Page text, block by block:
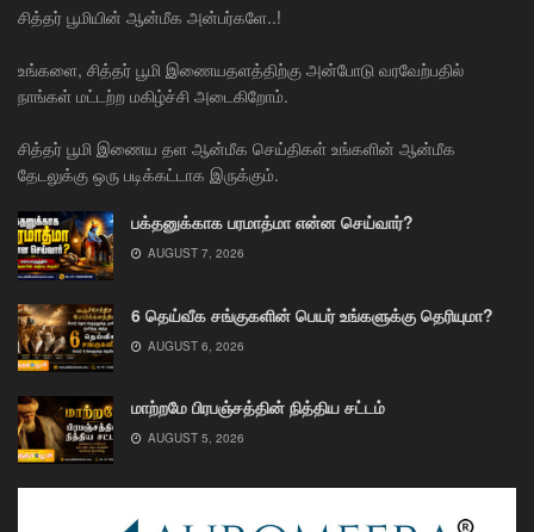
சித்தர் பூமியின் ஆன்மீக அன்பர்களே..!
உங்களை, சித்தர் பூமி இணையதளத்திற்கு அன்போடு வரவேற்பதில்
நாங்கள் மட்டற்ற மகிழ்ச்சி அடைகிறோம்.
சித்தர் பூமி இணைய தள ஆன்மீக செய்திகள் உங்களின் ஆன்மீக
தேடலுக்கு ஒரு படிக்கட்டாக இருக்கும்.
பக்தனுக்காக பரமாத்மா என்ன செய்வார்?
AUGUST 7, 2026
6 தெய்வீக சங்குகளின் பெயர் உங்களுக்கு தெரியுமா?
AUGUST 6, 2026
மாற்றமே பிரபஞ்சத்தின் நித்திய சட்டம்
AUGUST 5, 2026